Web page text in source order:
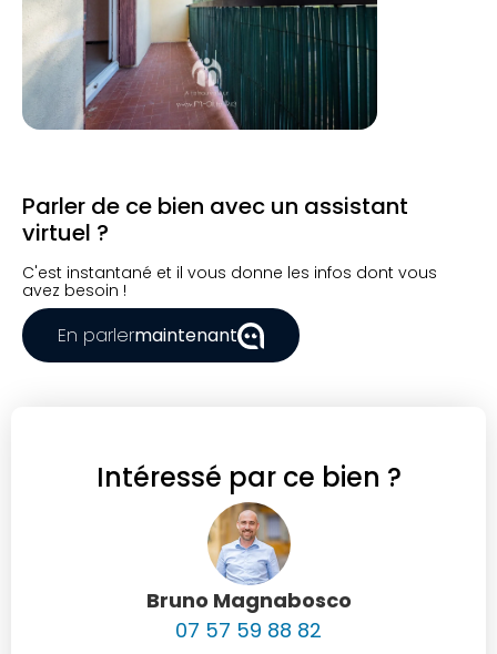
Parler de ce bien avec un assistant
virtuel ?
C'est instantané et il vous donne les infos dont vous
avez besoin !
En parlermaintenant
Intéressé par ce bien ?
Bruno Magnabosco
07 57 59 88 82